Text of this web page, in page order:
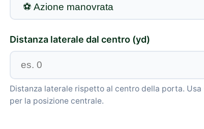
Distanza laterale dal centro (yd)
Distanza laterale rispetto al centro della porta. Usa
per la posizione centrale.